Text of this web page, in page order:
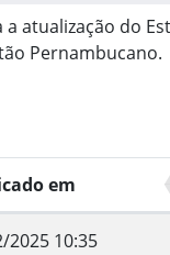
a atualização do
Pernambucano.
em
2025 10:35